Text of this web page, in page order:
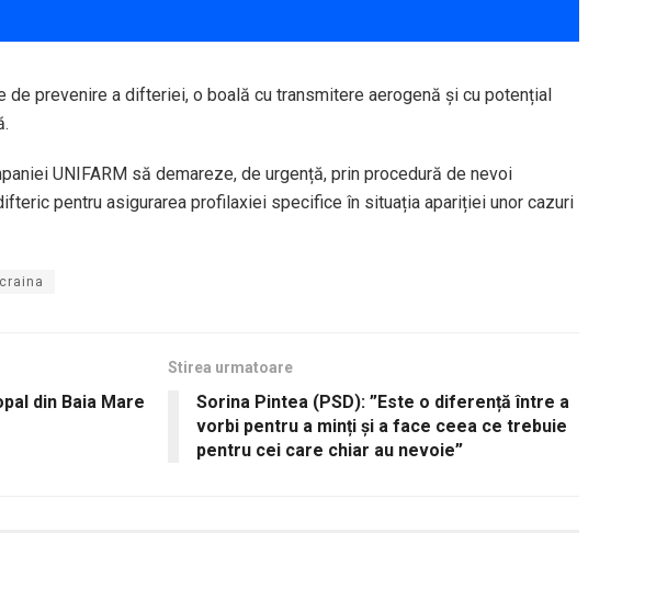
de prevenire a difteriei, o boală cu transmitere aerogenă și cu potențial
UNIFARM să demareze, de urgență, prin procedură de nevoi
pentru asigurarea profilaxiei specifice în situația apariției unor cazuri
din Baia Mare
Stirea urmatoare
Sorina Pintea (PSD): ”Este o diferență între a
vorbi pentru a minți și a face ceea ce trebuie
pentru cei care chiar au nevoie”